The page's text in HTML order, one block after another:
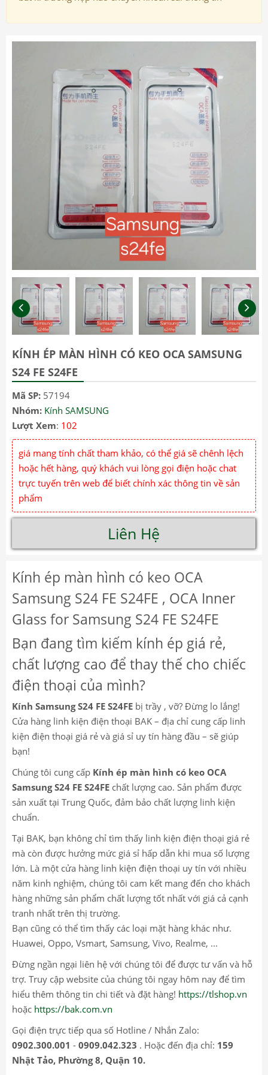
KÍNH ÉP MÀN HÌNH CÓ KEO OCA SAMSUNG
S24 FE S24FE
Mã SP: 57194
Nhóm: Kính SAMSUNG
Lượt Xem: 102
giá mang tính chất tham khảo, có thể giá sẽ chênh lệch
hoặc hết hàng, quý khách vui lòng gọi điện hoặc chat
trực tuyến trên web để biết chính xác thông tin về sản
phẩm
Liên Hệ
Kính ép màn hình có keo OCA
Samsung S24 FE S24FE , OCA Inner
Glass for Samsung S24 FE S24FE
Bạn đang tìm kiếm kính ép giá rẻ,
chất lượng cao để thay thế cho chiếc
điện thoại của mình?
Kính Samsung S24 FE S24FE bị trầy , vỡ? Đừng lo lắng!
Cửa hàng linh kiện điện thoại BAK – địa chỉ cung cấp linh
kiện điện thoại giá rẻ và giá sỉ uy tín hàng đầu – sẽ giúp
bạn!
Chúng tôi cung cấp Kính ép màn hình có keo OCA
Samsung S24 FE S24FE chất lượng cao. Sản phẩm được
sản xuất tại Trung Quốc, đảm bảo chất lượng linh kiện
chuẩn.
Tại BAK, bạn không chỉ tìm thấy linh kiện điện thoại giá rẻ
mà còn được hưởng mức giá sỉ hấp dẫn khi mua số lượng
lớn. Là một cửa hàng linh kiện điện thoại uy tín với nhiều
năm kinh nghiệm, chúng tôi cam kết mang đến cho khách
hàng những sản phẩm chất lượng tốt nhất với giá cả cạnh
tranh nhất trên thị trường.
Bạn cũng có thể tìm thấy các loại mặt hàng khác như.
Huawei, Oppo, Vsmart, Samsung, Vivo, Realme, ...
Đừng ngần ngại liên hệ với chúng tôi để được tư vấn và hỗ
trợ. Truy cập website của chúng tôi ngay hôm nay để tìm
hiểu thêm thông tin chi tiết và đặt hàng! https://tlshop.vn
hoặc https://bak.com.vn
Gọi điện trực tiếp qua số Hotline / Nhắn Zalo:
0902.300.001 - 0909.042.323 . Hoặc đến địa chỉ: 159
Nhật Tảo, Phường 8, Quận 10.